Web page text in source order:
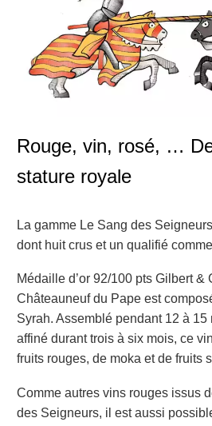
Rouge, vin, rosé, …
stature royale
La gamme Le Sang des
dont huit crus et un qualifié
Médaille d’or 92/100 pts Gilbert &
Châteauneuf du Pape est
Syrah. Assemblé pendant 12 à 15
affiné durant trois à six mois, ce
fruits rouges, de moka et de fruits
Comme autres vins rouges issus
des Seigneurs, il est aussi